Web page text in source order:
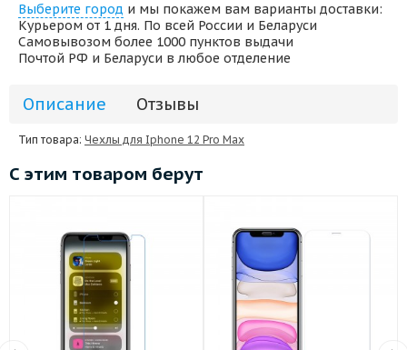
Выберите город и мы покажем вам варианты доставки:
Курьером от 1 дня. По всей России и Беларуси
Самовывозом более 1000 пунктов выдачи
Почтой РФ и Беларуси в любое отделение
Описание Отзывы
Тип товара: Чехлы для Iphone 12 Pro Max
С этим товаром берут